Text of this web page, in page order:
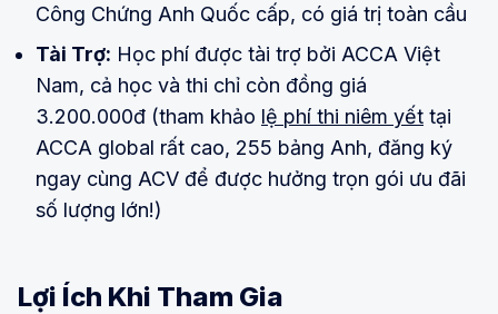
Công Chứng Anh Quốc cấp, có giá trị toàn cầu
Tài Trợ: Học phí được tài trợ bởi ACCA Việt
Nam, cả học và thi chỉ còn đồng giá
3.200.000đ (tham khảo lệ phí thi niêm yết tại
ACCA global rất cao, 255 bảng Anh, đăng ký
ngay cùng ACV để được hưởng trọn gói ưu đãi
số lượng lớn!)
Lợi Ích Khi Tham Gia